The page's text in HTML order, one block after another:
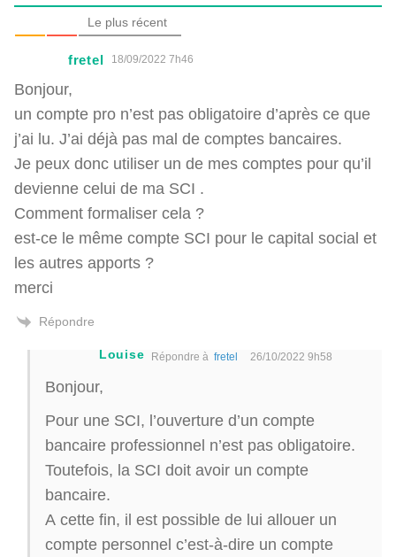
Le plus récent
fretel 18/09/2022 7h46
Bonjour,
un compte pro n’est pas obligatoire d’après ce que
j’ai lu. J’ai déjà pas mal de comptes bancaires.
Je peux donc utiliser un de mes comptes pour qu’il
devienne celui de ma SCI .
Comment formaliser cela ?
est-ce le même compte SCI pour le capital social et
les autres apports ?
merci
Répondre
Louise Répondre àfretel 26/10/2022 9h58
Bonjour,
Pour une SCI, l’ouverture d’un compte
bancaire professionnel n’est pas obligatoire.
Toutefois, la SCI doit avoir un compte
bancaire.
A cette fin, il est possible de lui allouer un
compte personnel c’est-à-dire un compte